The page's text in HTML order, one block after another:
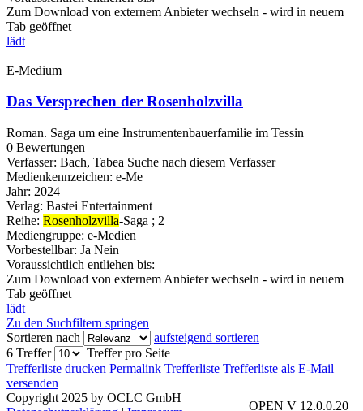
Zum Download von externem Anbieter wechseln - wird in neuem
Tab geöffnet
lädt
E-Medium
Das Versprechen der Rosenholzvilla
Roman. Saga um eine Instrumentenbauerfamilie im Tessin
0 Bewertungen
Verfasser: Bach, Tabea Suche nach diesem Verfasser
Medienkennzeichen: e-Me
Jahr: 2024
Verlag: Bastei Entertainment
Reihe: Rosenholzvilla-Saga ; 2
Mediengruppe: e-Medien
Vorbestellbar: Ja Nein
Voraussichtlich entliehen bis:
Zum Download von externem Anbieter wechseln - wird in neuem
Tab geöffnet
lädt
Zu den Suchfiltern springen
Sortieren nach
aufsteigend sortieren
6 Treffer
Treffer pro Seite
Trefferliste drucken Permalink Trefferliste Trefferliste als E-Mail
versenden
OPEN V 12.0.0.20
Copyright 2025 by OCLC GmbH |